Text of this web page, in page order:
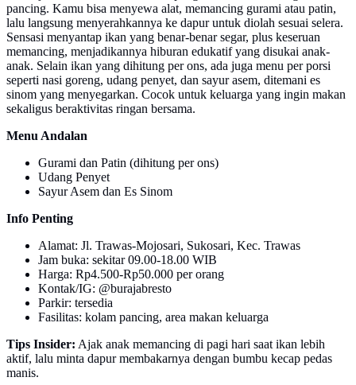
pancing. Kamu bisa menyewa alat, memancing gurami atau patin,
lalu langsung menyerahkannya ke dapur untuk diolah sesuai selera.
Sensasi menyantap ikan yang benar-benar segar, plus keseruan
memancing, menjadikannya hiburan edukatif yang disukai anak-
anak. Selain ikan yang dihitung per ons, ada juga menu per porsi
seperti nasi goreng, udang penyet, dan sayur asem, ditemani es
sinom yang menyegarkan. Cocok untuk keluarga yang ingin makan
sekaligus beraktivitas ringan bersama.
Menu Andalan
Gurami dan Patin (dihitung per ons)
Udang Penyet
Sayur Asem dan Es Sinom
Info Penting
Alamat: Jl. Trawas-Mojosari, Sukosari, Kec. Trawas
Jam buka: sekitar 09.00-18.00 WIB
Harga: Rp4.500-Rp50.000 per orang
Kontak/IG: @burajabresto
Parkir: tersedia
Fasilitas: kolam pancing, area makan keluarga
Tips Insider: Ajak anak memancing di pagi hari saat ikan lebih
aktif, lalu minta dapur membakarnya dengan bumbu kecap pedas
manis.